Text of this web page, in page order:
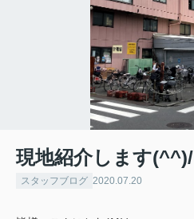
現地紹介します(^^)/
スタッフブログ 2020.07.20